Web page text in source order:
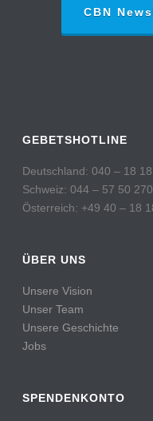
CBN
GEBETSHOTLINE
Deutschland: 040 – 18
Schweiz: 044 – 57 50 270
Österreich: +49 40 – 18
ÜBER UNS
Unsere Vision
Unser Team
Unsere Geschichte
Jobs
SPENDENKONTO